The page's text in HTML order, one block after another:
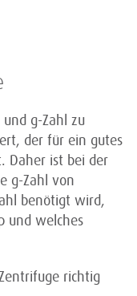
g-Zahl zu
der für ein gutes
Daher ist bei der
g-Zahl von
benötigt wird,
und welches
richtig